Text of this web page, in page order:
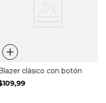
+
clásico con botón
109,99